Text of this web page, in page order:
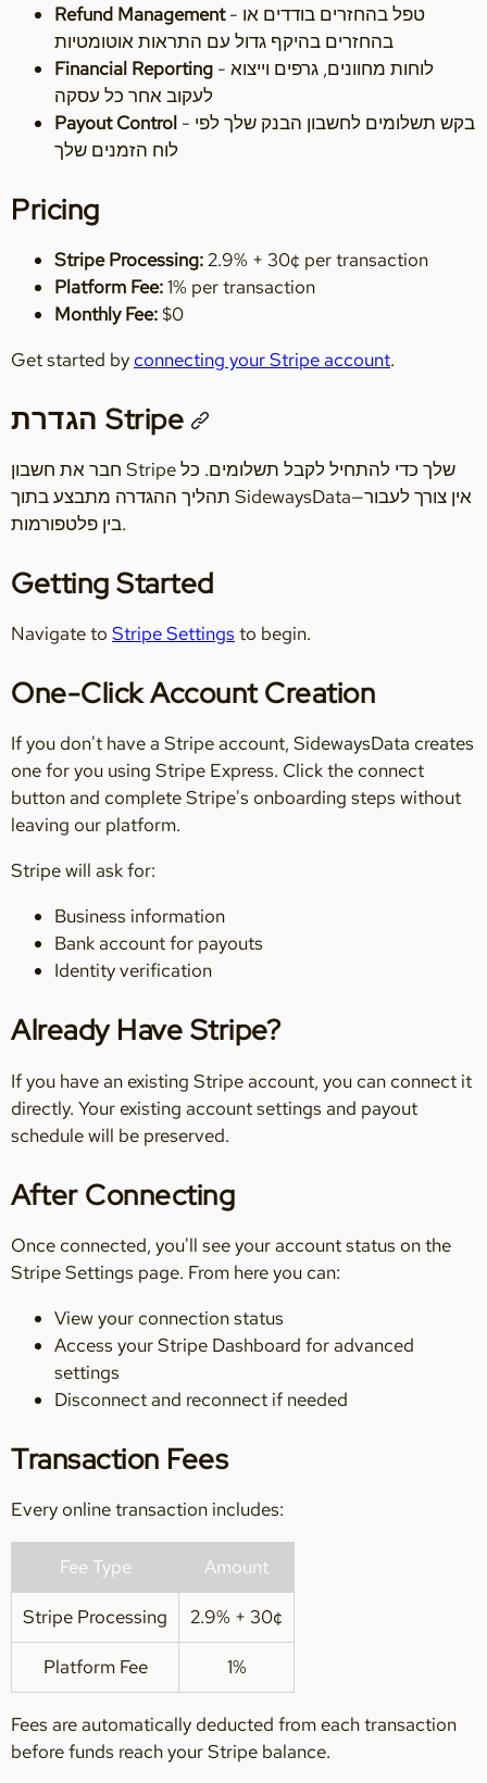
Refund Management- טפל בהחזרים בודדים או
בהחזרים בהיקף גדול עם התראות אוטומטיות
Financial Reporting - לוחות מחוונים, גרפים וייצוא
לעקוב אחר כל עסקה
Payout Control - בקש תשלומים לחשבון הבנק שלך לפי
לוח הזמנים שלך
Pricing
Stripe Processing:2.9% + 30¢ per transaction
Platform Fee:1% per transaction
Monthly Fee: $0
Get started by connecting your Stripe account.
הגדרת Stripe
חבר את חשבון Stripe שלך כדי להתחיל לקבל תשלומים. כל
תהליך ההגדרה מתבצע בתוך SidewaysData—אין צורך לעבור
בין פלטפורמות.
Getting Started
Navigate to Stripe Settings to begin.
One-Click Account Creation
If you don't have a Stripe account, SidewaysData creates
one for you using Stripe Express. Click the connect
button and complete Stripe's onboarding steps without
leaving our platform.
Stripe will ask for:
Business information
Bank account for payouts
Identity verification
Already Have Stripe?
If you have an existing Stripe account, you can connect it
directly. Your existing account settings and payout
schedule will be preserved.
After Connecting
Once connected, you'll see your account status on the
Stripe Settings page. From here you can:
View your connection status
Access your Stripe Dashboard for advanced
settings
Disconnect and reconnect if needed
Transaction Fees
Every online transaction includes:
Fee Type Amount
Stripe Processing 2.9% + 30¢
Platform Fee 1%
Fees are automatically deducted from each transaction
before funds reach your Stripe balance.